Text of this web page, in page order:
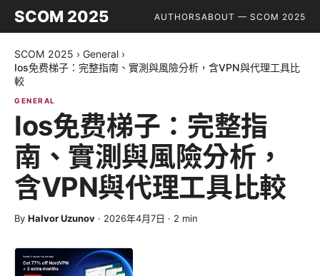
SCOM 2025 AUTHORSABOUT — SCOM 2025
SCOM 2025 › General ›
Ios免费梯子：完整指南、實測與風險分析，含VPN與代理工具比
較
GENERAL
Ios免费梯子：完整指
南、實測與風險分析，
含VPN與代理工具比較
By Halvor Uzunov · 2026年4月7日 · 2 min